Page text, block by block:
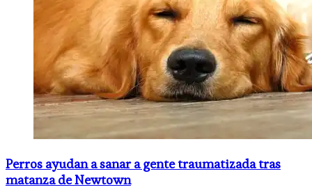
Perros ayudan a sanar a gente traumatizada tras
matanza de Newtown